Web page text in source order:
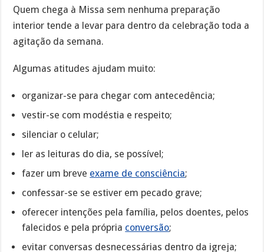
Quem chega à Missa sem nenhuma preparação
interior tende a levar para dentro da celebração toda a
agitação da semana.
Algumas atitudes ajudam muito:
organizar-se para chegar com antecedência;
vestir-se com modéstia e respeito;
silenciar o celular;
ler as leituras do dia, se possível;
fazer um breve exame de consciência;
confessar-se se estiver em pecado grave;
oferecer intenções pela família, pelos doentes, pelos
falecidos e pela própria conversão;
evitar conversas desnecessárias dentro da igreja;